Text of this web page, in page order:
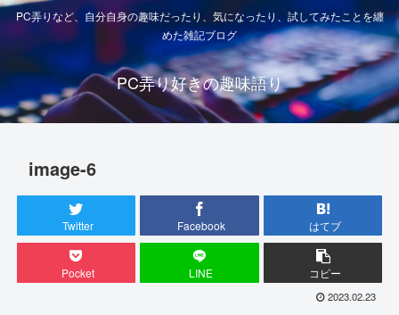
PC弄りなど、自分自身の趣味だったり、気になったり、試してみたことを纏
めた雑記ブログ
PC弄り好きの趣味語り
image-6
Twitter Facebook はてブ
Pocket LINE コピー
2023.02.23